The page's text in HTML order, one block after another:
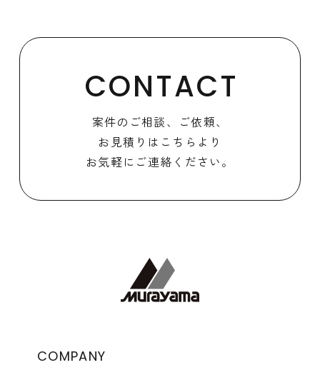
CONTACT
案件のご相談、ご依頼、
お見積りはこちらより
お気軽にご連絡ください。
COMPANY